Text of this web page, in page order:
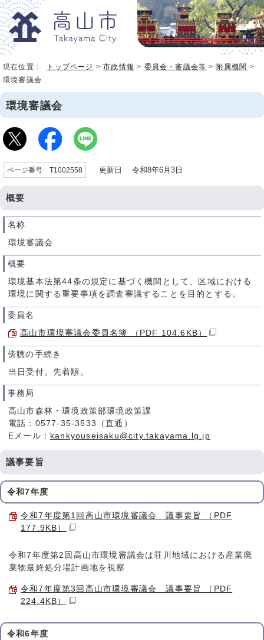
現在位置： トップページ >市政情報 > 委員会・審議会等 > 附属機関 >
環境審議会
環境審議会
ページ番号 T1002558 更新日 令和8年6月3日
概要
名称
環境審議会
概要
環境基本法第44条の規定に基づく機関として、区域における
環境に関する重要事項を調査審議することを目的とする。
委員名
高山市環境審議会委員名簿 （PDF 104.6KB）
傍聴の手続き
当日受付。先着順。
事務局
高山市森林・環境政策部環境政策課
電話：0577-35-3533（直通）
Eメール： kankyouseisaku@city.takayama.lg.jp
議事要旨
令和7年度
令和7年度第1回高山市環境審議会 議事要旨 （PDF
177.9KB）
令和7年度第2回高山市環境審議会は荘川地域における産業廃
棄物最終処分場計画地を視察
令和7年度第3回高山市環境審議会 議事要旨 （PDF
224.4KB）
令和6年度